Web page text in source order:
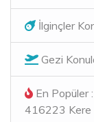
İlginçler
Gezi
En Popüler
416223 Kere